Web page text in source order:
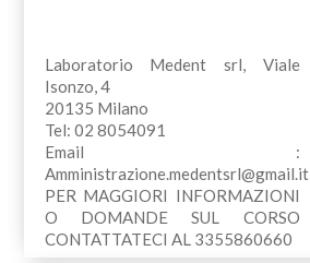
Laboratorio Medent srl, Viale
Isonzo, 4
20135 Milano
Tel: 02 8054091
Email :
Amministrazione.medentsrl@gmail.it
PER MAGGIORI INFORMAZIONI
O DOMANDE SUL CORSO
CONTATTATECI AL 3355860660